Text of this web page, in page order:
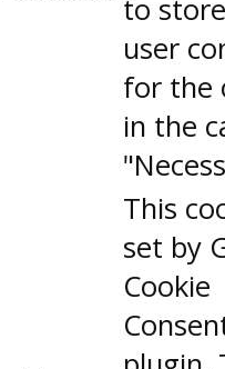
to
user
for the
in the
This
set by
Cookie